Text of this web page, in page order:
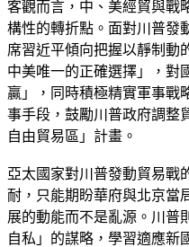
客觀而言，中、美經貿與戰
構性的轉折點。面對川普發
席習近平傾向把握以靜制動
中美唯一的正確選擇」，對
贏」，同時積極精實軍事戰
事手段，鼓勵川普政府調整
自由貿易區」計畫。
亞太國家對川普發動貿易戰
耐，只能期盼華府與北京當
展的動能而不是亂源。川普
自私」的謀略，學習適應新